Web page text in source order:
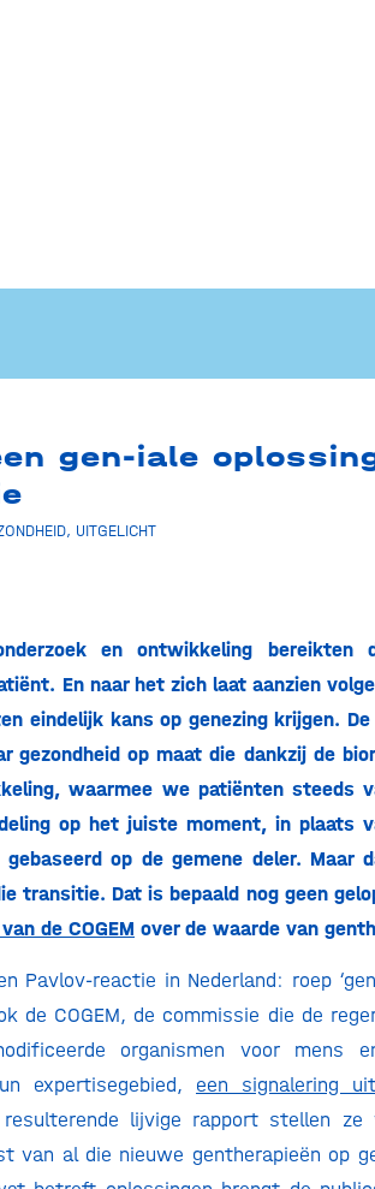
gen-iale
, UITGELICHT
en ontwikkeling bereikten
En naar het zich laat aanzien
eindelijk kans op genezing krijgen.
gezondheid op maat die dankzij de
waarmee we patiënten steeds
op het juiste moment, in plaats
op de gemene deler. Maar
transitie. Dat is bepaald nog geen
de COGEM over de waarde van
Pavlov-reactie in Nederland: roep
ook de COGEM, de commissie die de
organismen voor mens
expertisegebied, een signalering
lijvige rapport stellen
van al die nieuwe gentherapieën op